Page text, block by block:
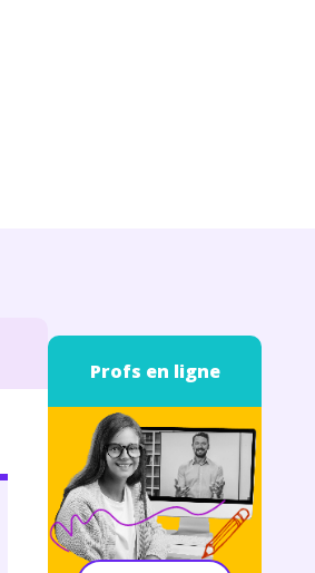
Profs en ligne